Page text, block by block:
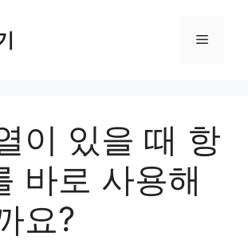
Menu
이 있을 때 항
바로 사용해
요?